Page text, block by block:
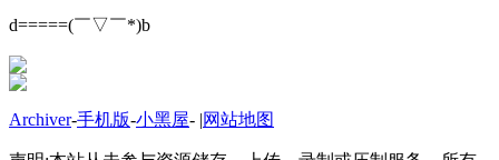
d=====(￣▽￣*)b
Archiver-手机版-小黑屋- |网站地图